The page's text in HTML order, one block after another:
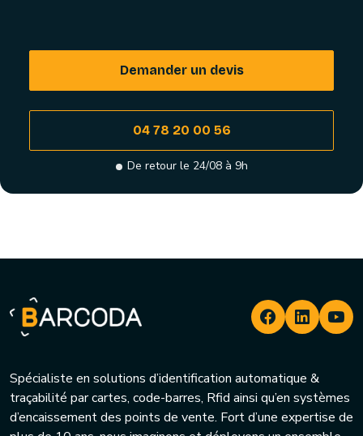
Demander un devis
04 78 20 00 56
De retour le 24/08 à 9h
Spécialiste en solutions d’identification automatique &
traçabilité par cartes, code-barres, Rfid ainsi qu’en systèmes
d’encaissement des points de vente. Fort d’une expertise de